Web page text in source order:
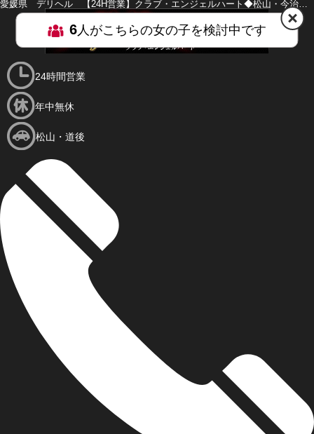
愛媛県 デリヘル 【24H営業】クラブ・エンジェルハート◆松山・今治・西条店◆
MENU
24時間営業
年中無休
松山・道後
6人がこちらの女の子を検討中です